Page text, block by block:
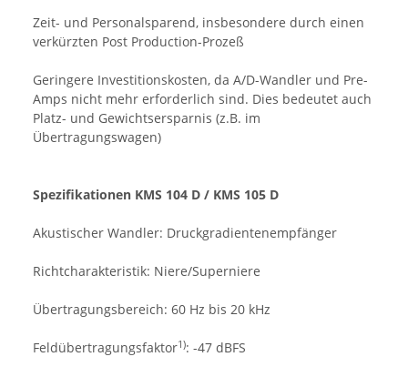
Zeit- und Personalsparend, insbesondere durch einen
verkürzten Post Production-Prozeß
Geringere Investitionskosten, da A/D-Wandler und Pre-
Amps nicht mehr erforderlich sind. Dies bedeutet auch
Platz- und Gewichtsersparnis (z.B. im
Übertragungswagen)
Spezifikationen KMS 104 D / KMS 105 D
Akustischer Wandler: Druckgradientenempfänger
Richtcharakteristik: Niere/Superniere
Übertragungsbereich: 60 Hz bis 20 kHz
Feldübertragungsfaktor1): -47 dBFS